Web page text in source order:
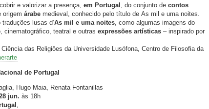
e valorizar a presença, em Portugal , do conjunto de contos
origem árabe medieval, conhecido pelo título de As mil e uma noites.
lusas d’As mil e uma noites, como algumas imagens do
cinematográfico, teatral e outras expressões artísticas – inspirado por
das Religiões da Universidade Lusófona, Centro de Filosofia da
de Portugal
Hugo Maia, Renata Fontanillas
jun. às 18h
,